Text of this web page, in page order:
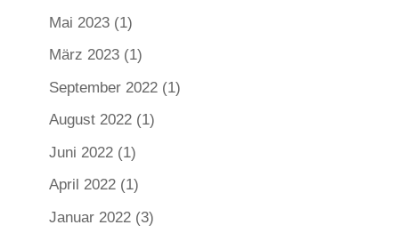
Mai 2023(1)
März 2023(1)
September 2022(1)
August 2022(1)
Juni 2022(1)
April 2022(1)
Januar 2022(3)